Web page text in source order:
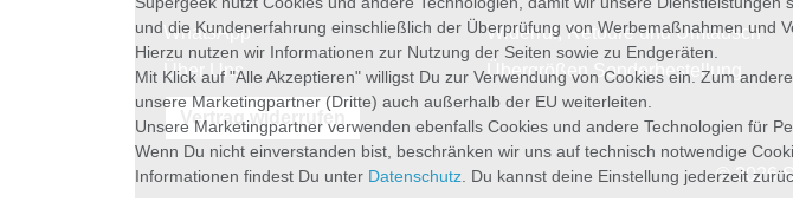
WhatsApp
Über Uns
Widerruf, Retoure und Umtausch
Übergrößen Sonderbestellung
Vertrag widerrufen
© 2026
und die Kundenerfahrung einschließlich der Überprüfung von Werbemaßnahmen und
Hierzu nutzen wir Informationen zur Nutzung der Seiten sowie zu Endgeräten.
Mit Klick auf "Alle Akzeptieren" willigst Du zur Verwendung von Cookies ein. Zum
unsere Marketingpartner (Dritte) auch außerhalb der EU weiterleiten.
Unsere Marketingpartner verwenden ebenfalls Cookies und andere Technologien für
Wenn Du nicht einverstanden bist, beschränken wir uns auf technisch notwendige
Informationen findest Du unter Datenschutz . Du kannst deine Einstellung jederzeit